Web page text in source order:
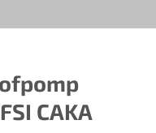
CAKA